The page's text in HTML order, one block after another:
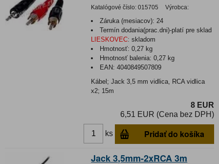
Katalógové číslo: 015705 Výrobca:
Záruka (mesiacov): 24
Termín dodania(prac.dni)-platí pre sklad
LIESKOVEC: skladom
Hmotnosť:0,27 kg
Hmotnosť balenia:0,27 kg
EAN:4040849507809
Kábel; Jack 3,5 mm vidlica, RCA vidlica
x2; 15m
8 EUR
6,51 EUR (Cena bez DPH)
ks Pridať do košíka
Jack 3,5mm-2xRCA 3m